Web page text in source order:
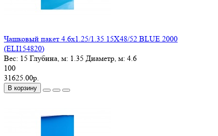
Чашковый пакет 4.6х1.25/1.35 15X48/52 BLUE 2000
(ELI154820)
Вес: 15 Глубина, м: 1.35 Диаметр, м: 4.6
100
31625.00р.
В корзину